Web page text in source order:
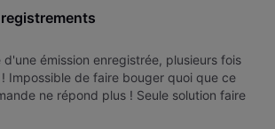
émission enregistrée, plusieurs fois
Impossible de faire bouger quoi que ce
ne répond plus ! Seule solution faire